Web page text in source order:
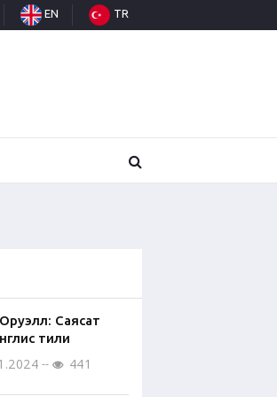
EN TR
Саясат
тили
441